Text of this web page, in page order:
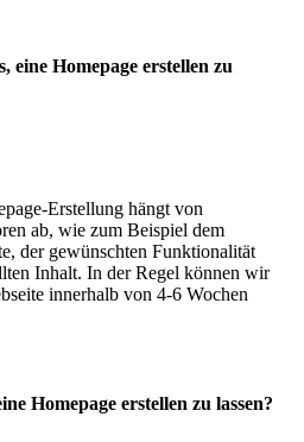
eine Homepage erstellen zu
Erstellung hängt von
ab, wie zum Beispiel dem
der gewünschten Funktionalität
Inhalt. In der Regel können wir
innerhalb von 4-6 Wochen
Homepage erstellen zu lassen?